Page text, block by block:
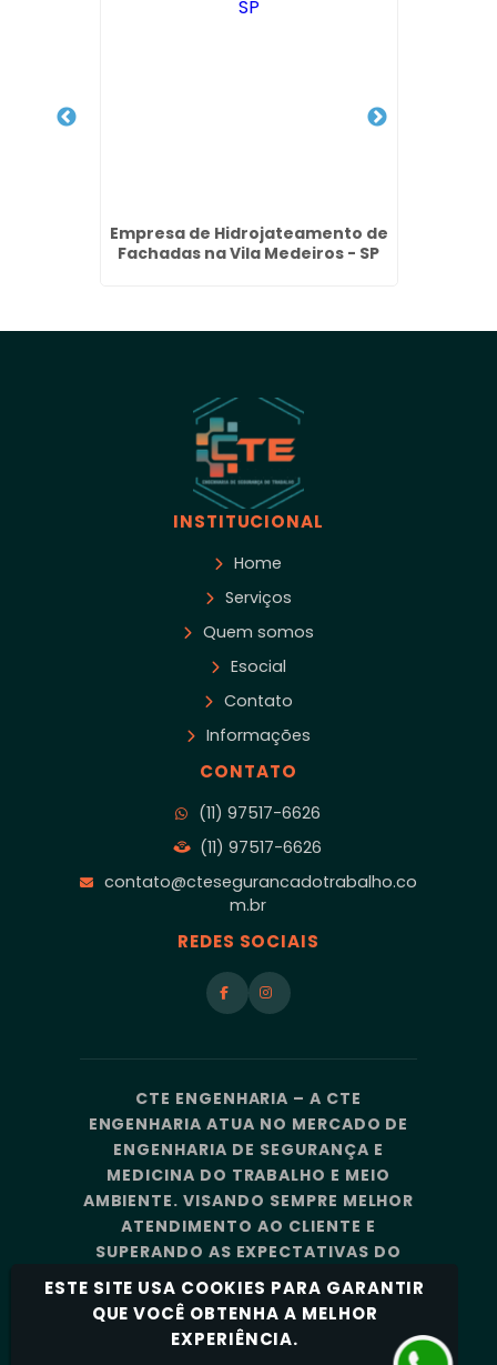
Empresa de Hidrojateamento de
Fachadas na Vila Medeiros - SP
INSTITUCIONAL
Home
Serviços
Quem somos
Esocial
Contato
Informações
CONTATO
(11) 97517-6626
(11) 97517-6626
contato@ctesegurancadotrabalho.co
m.br
REDES SOCIAIS
CTE ENGENHARIA – A CTE
ENGENHARIA ATUA NO MERCADO DE
ENGENHARIA DE SEGURANÇA E
MEDICINA DO TRABALHO E MEIO
AMBIENTE. VISANDO SEMPRE MELHOR
ATENDIMENTO AO CLIENTE E
SUPERANDO AS EXPECTATIVAS DO
MERCADO, A CTE ENGENHARIA
CONTA COM UMA EQUIPE DE
PROFISSIONAIS ALTAMENTE
CAPACITADOS E ESPECIALIZADOS.
ESTE SITE USA COOKIES PARA GARANTIR
QUE VOCÊ OBTENHA A MELHOR
EXPERIÊNCIA.